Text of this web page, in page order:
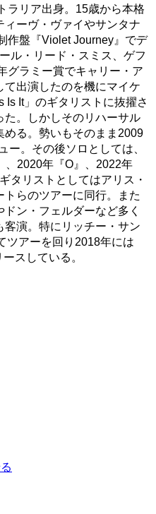
ラリア出身。15歳から本格
ーヴ・ヴァイやサンタナ
作盤『Violet Journey』でデ
ル・リード・スミス、ゲフ
グラミー賞でキャリー・ア
て出演したのを機にマイケ
Is It」のギタリストに抜擢さ
。しかしそのリハーサル
める。勢いもそのまま2009
ー。その後ソロとしては、
、2020年『O』、2022年
タリストとしてはアリス・
らのツアーに同行。また
ン・フェルダーなど多く
演。特にリッチー・サン
ツアーを回り2018年には
スしている。